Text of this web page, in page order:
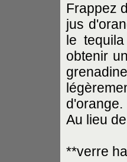
Frappez
jus
le
obtenir
d'orange.
Au lieu
**verre